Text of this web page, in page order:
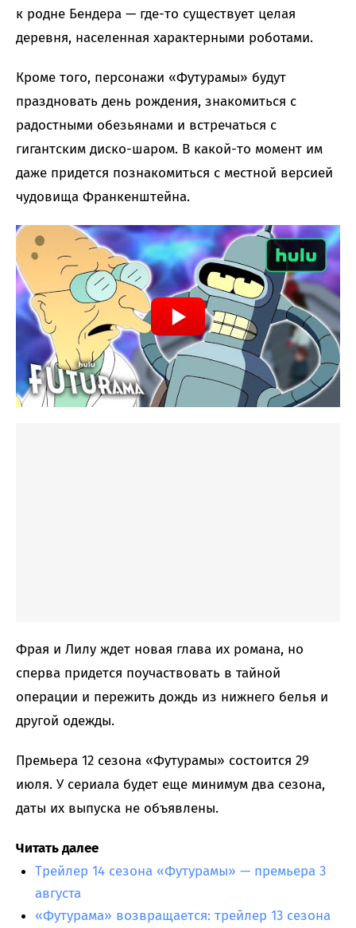
к родне Бендера — где-то существует целая
деревня, населенная характерными роботами.
Кроме того, персонажи «Футурамы» будут
праздновать день рождения, знакомиться с
радостными обезьянами и встречаться с
гигантским диско-шаром. В какой-то момент им
даже придется познакомиться с местной версией
чудовища Франкенштейна.
Фрая и Лилу ждет новая глава их романа, но
сперва придется поучаствовать в тайной
операции и пережить дождь из нижнего белья и
другой одежды.
Премьера 12 сезона «Футурамы» состоится 29
июля. У сериала будет еще минимум два сезона,
даты их выпуска не объявлены.
Читать далее
Трейлер 14 сезона «Футурамы» — премьера 3
августа
«Футурама» возвращается: трейлер 13 сезона